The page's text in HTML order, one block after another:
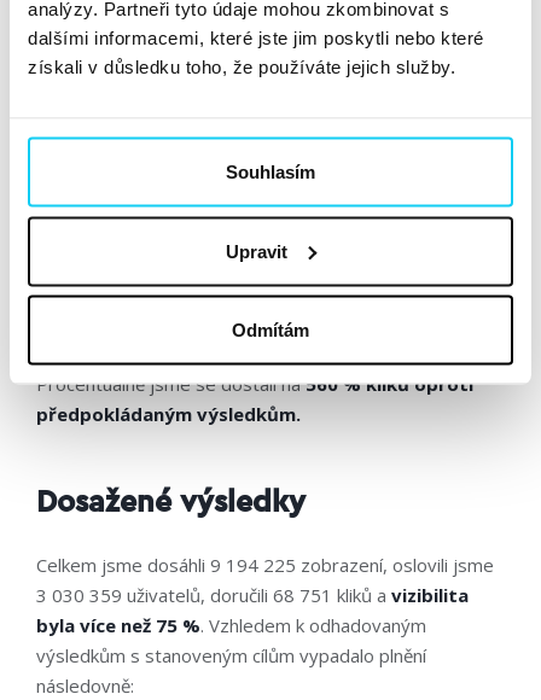
analýzy. Partneři tyto údaje mohou zkombinovat s
dalšími informacemi, které jste jim poskytli nebo které
získali v důsledku toho, že používáte jejich služby.
Souhlasím
Upravit
Odmítám
disponují dobrou vizibilitou,a zároveň jsme sledovali
chování uživatelů na webu.
kumulovali v jedné reklamní sestavě aporovnávali CTR
a chování jednotlivých cílových skupin
Co fungovalo
Během kampaně nás překvapilo množství prokliků z
Procentuálně jsme se dostali na560 % kliků oproti
předpokládaným výsledkům.
Dosažené výsledky
Celkem jsme dosáhli 9 194 225 zobrazení, oslovili jsme
3 030 359 uživatelů, doručili 68 751 kliků a vizibilita
byla více než 75 %. Vzhledem k odhadovaným
výsledkům s stanoveným cílům vypadalo plnění
následovně: